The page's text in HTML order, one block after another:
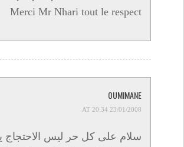
Merci Mr Nhari tout le respect
OUMIMANE
23/01/2008 AT 20:34
سلام على كل حر ليس الاحتجاج